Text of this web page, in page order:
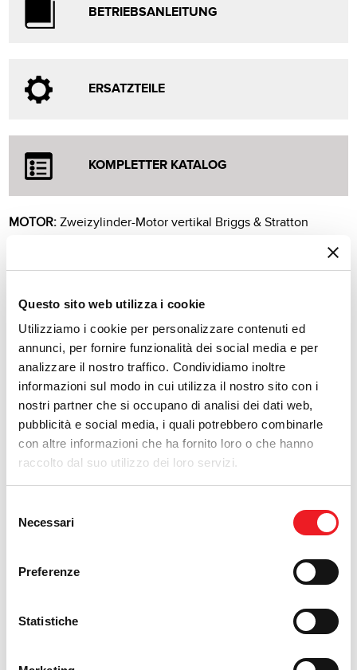
Questo sito web utilizza i cookie
Utilizziamo i cookie per personalizzare contenuti ed
annunci, per fornire funzionalità dei social media e per
analizzare il nostro traffico. Condividiamo inoltre
informazioni sul modo in cui utilizza il nostro sito con i
nostri partner che si occupano di analisi dei dati web,
pubblicità e social media, i quali potrebbero combinarle
con altre informazioni che ha fornito loro o che hanno
raccolto dal suo utilizzo dei loro servizi.
delNecessari
Preferenze
Statistiche
BETRIEBSANLEITUNG
ERSATZTEILE
KOMPLETTER KATALOG
MOTOR: Zweizylinder-Motor vertikal Briggs & Stratton
TREIBSTOFF:Benzin
GESAMTE LÄNGE:2020 mm
GESAMTE BREITE:1265 mm
GESAMTE HÖHE:1212 mm
DISTANZ DER RADACHSE: 1350 mm
HÖHE DER SITZUNG:662 mm
GEWICHT:375 kg
HONTENANTRIEB:Tuff-Torq K-664E
SCHNITTTYP: Schlegelmulcher
SCHNITTNIVEAU:4 fest 6 kippbar
ANTRIEB MOTOR > MÜLCHER:
HINTENSPURWEITE (ÄUßERE):